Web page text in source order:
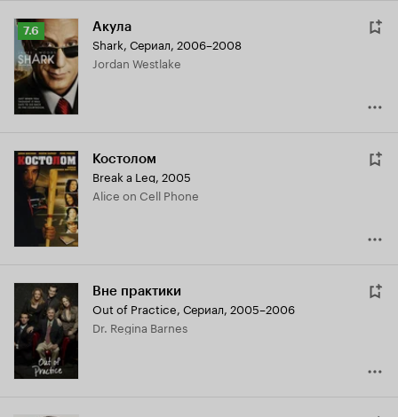
Рейтинг
Кинопоиска
7.6
7.6 Акула
Shark, Сериал, 2006–2008
Jordan Westlake
Костолом
Break a Leg, 2005
Alice on Cell Phone
Вне практики
Out of Practice, Сериал, 2005–2006
Dr. Regina Barnes